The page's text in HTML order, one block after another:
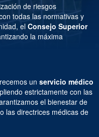
de riesgos
todas las normativas y
el Consejo Superior
la máxima
un servicio médico
estrictamente con las
el bienestar de
las directrices médicas de